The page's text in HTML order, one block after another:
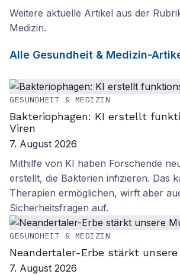
Weitere aktuelle Artikel aus der
Medizin.
Alle Gesundheit & Medizin-
GESUNDHEIT & MEDIZIN
Bakteriophagen: KI erstellt
Viren
7. August 2026
Mithilfe von KI haben Forschende
erstellt, die Bakterien infizieren. Das
Therapien ermöglichen, wirft aber
Sicherheitsfragen auf.
GESUNDHEIT & MEDIZIN
Neandertaler-Erbe stärkt
7. August 2026